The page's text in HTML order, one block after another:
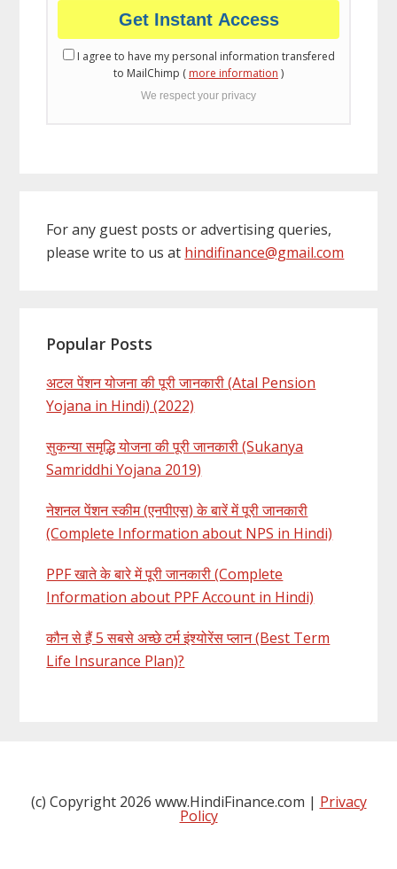
I agree to have my personal information transfered
to MailChimp ( more information )
We respect your privacy
For any guest posts or advertising queries,
please write to us at hindifinance@gmail.com
Popular Posts
अटल पेंशन योजना की पूरी जानकारी (Atal Pension
Yojana in Hindi) (2022)
सुकन्या समृद्धि योजना की पूरी जानकारी (Sukanya
Samriddhi Yojana 2019)
नेशनल पेंशन स्कीम (एनपीएस) के बारें में पूरी जानकारी
(Complete Information about NPS in Hindi)
PPF खाते के बारे में पूरी जानकारी (Complete
Information about PPF Account in Hindi)
कौन से हैं 5 सबसे अच्छे टर्म इंश्योरेंस प्लान (Best Term
Life Insurance Plan)?
(c) Copyright 2026 www.HindiFinance.com | Privacy
Policy